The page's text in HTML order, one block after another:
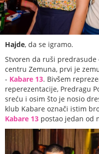
Hajde, da se igramo.
Stvoren da ruši predrasude
centru Zemuna, prvi je
- Kabare 13. Bivšem
reperezentacije, Predragu
sreću i osim što je nosio
klub Kabare označi istim
Kabare 13 postao jedan od